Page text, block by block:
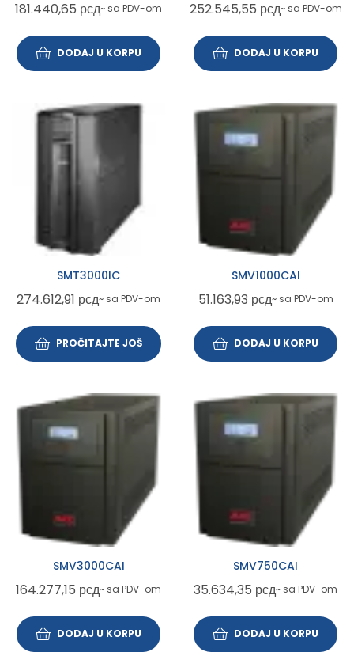
181.440,65 рсд~ sa PDV-om
DODAJ U KORPU
252.545,55 рсд~ sa PDV-om
DODAJ U KORPU
SMT3000IC
274.612,91 рсд~ sa PDV-om
PROČITAJTE JOŠ
SMV1000CAI
51.163,93 рсд~ sa PDV-om
DODAJ U KORPU
SMV3000CAI
164.277,15 рсд~ sa PDV-om
DODAJ U KORPU
SMV750CAI
35.634,35 рсд~ sa PDV-om
DODAJ U KORPU